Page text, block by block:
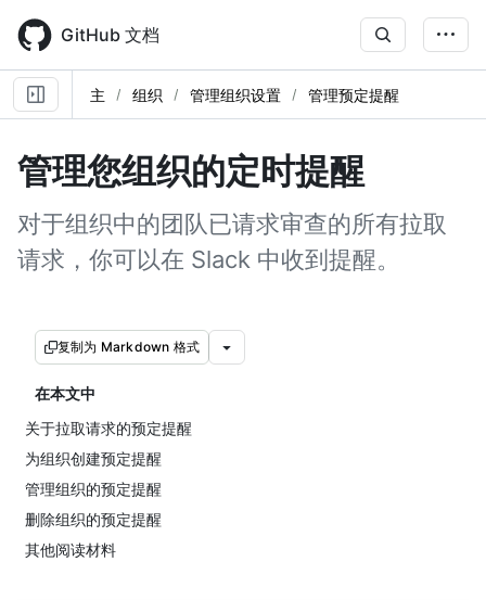
main
content
GitHub 文档
主 组织 管理组织设置 管理预定提醒
管理您组织的定时提醒
对于组织中的团队已请求审查的所有拉取
请求，你可以在 Slack 中收到提醒。
复制为 Markdown 格式
在本文中
关于拉取请求的预定提醒
为组织创建预定提醒
管理组织的预定提醒
删除组织的预定提醒
其他阅读材料